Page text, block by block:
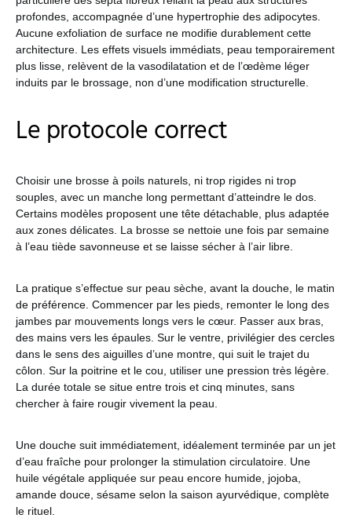
profondes, accompagnée d’une hypertrophie des adipocytes.
Aucune exfoliation de surface ne modifie durablement cette
architecture. Les effets visuels immédiats, peau temporairement
plus lisse, relèvent de la vasodilatation et de l’œdème léger
induits par le brossage, non d’une modification structurelle.
Le protocole correct
Choisir une brosse à poils naturels, ni trop rigides ni trop
souples, avec un manche long permettant d’atteindre le dos.
Certains modèles proposent une tête détachable, plus adaptée
aux zones délicates. La brosse se nettoie une fois par semaine
à l’eau tiède savonneuse et se laisse sécher à l’air libre.
La pratique s’effectue sur peau sèche, avant la douche, le matin
de préférence. Commencer par les pieds, remonter le long des
jambes par mouvements longs vers le cœur. Passer aux bras,
des mains vers les épaules. Sur le ventre, privilégier des cercles
dans le sens des aiguilles d’une montre, qui suit le trajet du
côlon. Sur la poitrine et le cou, utiliser une pression très légère.
La durée totale se situe entre trois et cinq minutes, sans
chercher à faire rougir vivement la peau.
Une douche suit immédiatement, idéalement terminée par un jet
d’eau fraîche pour prolonger la stimulation circulatoire. Une
huile végétale appliquée sur peau encore humide, jojoba,
amande douce, sésame selon la saison ayurvédique, complète
le rituel.